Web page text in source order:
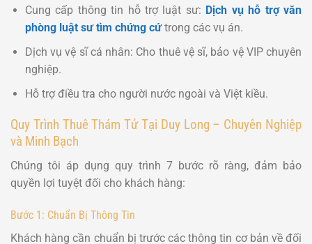
Cung cấp thông tin hỗ trợ luật sư: Dịch vụ hỗ trợ văn
phòng luật sư tìm chứng cứtrong các vụ án.
Dịch vụ vệ sĩ cá nhân: Cho thuê vệ sĩ, bảo vệ VIP chuyên
nghiệp.
Hỗ trợ điều tra cho người nước ngoài và Việt kiều.
Quy Trình Thuê Thám Tử Tại Duy Long – Chuyên Nghiệp
và Minh Bạch
Chúng tôi áp dụng quy trình 7 bước rõ ràng, đảm bảo
quyền lợi tuyệt đối cho khách hàng:
Bước 1: Chuẩn Bị Thông Tin
Khách hàng cần chuẩn bị trước các thông tin cơ bản về đối